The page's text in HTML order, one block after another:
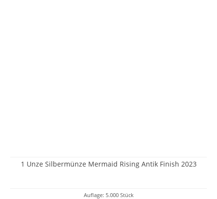
1 Unze Silbermünze Mermaid Rising Antik Finish 2023
Auflage: 5.000 Stück